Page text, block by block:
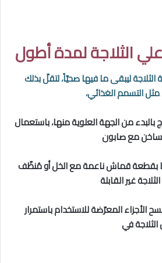
الثلاجة لمدة أطول
ليبقى ما فيها صحيّاً، لتقلّ بذلك
مثل التسمم الغذائي،
بالبدء من الجهة العلوية منها، باستعمال
مع صابون
بقطعة قماش ناعمة مع الخل أو مُنظّف
غير القابلة
الأجزاء المعرّضة للاستخدام باستمرار
في